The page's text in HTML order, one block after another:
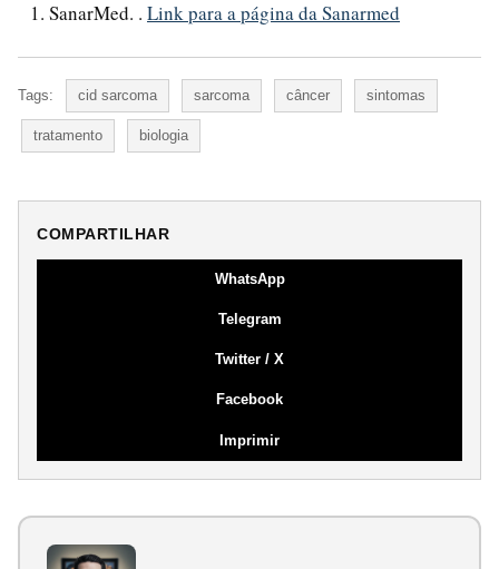
SanarMed. . Link para a página da Sanarmed
Tags: cid sarcoma sarcoma câncer sintomas
tratamento biologia
COMPARTILHAR
WhatsApp
Telegram
Twitter / X
Facebook
Imprimir